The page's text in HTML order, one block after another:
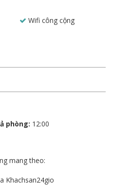
Wifi công cộng
phòng: 12:00
mang theo:
Khachsan24gio